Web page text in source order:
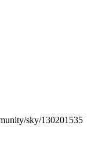
sky/130201535